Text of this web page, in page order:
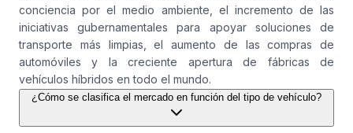
conciencia por el medio ambiente, el incremento de las
iniciativas gubernamentales para apoyar soluciones de
transporte más limpias, el aumento de las compras de
automóviles y la creciente apertura de fábricas de
vehículos híbridos en todo el mundo.
¿Cómo se clasifica el mercado en función del tipo de vehículo?